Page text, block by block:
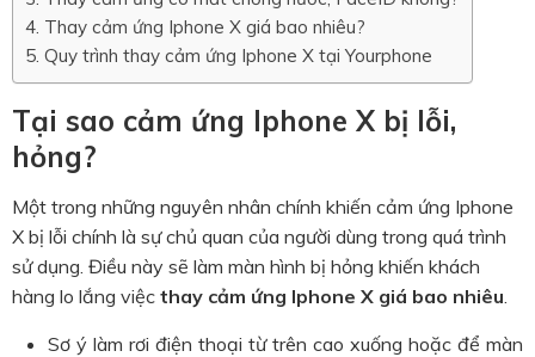
Thay cảm ứng Iphone X giá bao nhiêu?
Quy trình thay cảm ứng Iphone X tại Yourphone
Tại sao cảm ứng Iphone X bị lỗi,
hỏng?
Một trong những nguyên nhân chính khiến cảm ứng Iphone
X bị lỗi chính là sự chủ quan của người dùng trong quá trình
sử dụng. Điều này sẽ làm màn hình bị hỏng khiến khách
hàng lo lắng việc thay cảm ứng Iphone X giá bao nhiêu.
Sơ ý làm rơi điện thoại từ trên cao xuống hoặc để màn